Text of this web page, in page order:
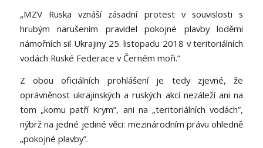
„MZV Ruska vznáší zásadní protest v souvislosti s
hrubým narušením pravidel pokojné plavby loděmi
námořních sil Ukrajiny 25. listopadu 2018 v teritoriálních
vodách Ruské Federace v Černém moři.”
Z obou oficiálních prohlášení je tedy zjevné, že
oprávněnost ukrajinských a ruských akcí nezáleží ani na
tom „komu patří Krym”, ani na „teritoriálních vodách”,
nýbrž na jedné jediné věci: mezinárodním právu ohledně
„pokojné plavby”.